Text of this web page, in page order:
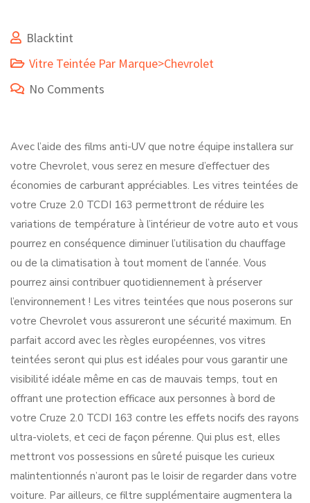
Blacktint
Vitre Teintée Par Marque>Chevrolet
No Comments
Avec l’aide des films anti-UV que notre équipe installera sur
votre Chevrolet, vous serez en mesure d’effectuer des
économies de carburant appréciables. Les vitres teintées de
votre Cruze 2.0 TCDI 163 permettront de réduire les
variations de température à l’intérieur de votre auto et vous
pourrez en conséquence diminuer l’utilisation du chauffage
ou de la climatisation à tout moment de l’année. Vous
pourrez ainsi contribuer quotidiennement à préserver
l’environnement ! Les vitres teintées que nous poserons sur
votre Chevrolet vous assureront une sécurité maximum. En
parfait accord avec les règles européennes, vos vitres
teintées seront qui plus est idéales pour vous garantir une
visibilité idéale même en cas de mauvais temps, tout en
offrant une protection efficace aux personnes à bord de
votre Cruze 2.0 TCDI 163 contre les effets nocifs des rayons
ultra-violets, et ceci de façon pérenne. Qui plus est, elles
mettront vos possessions en sûreté puisque les curieux
malintentionnés n’auront pas le loisir de regarder dans votre
voiture. Par ailleurs, ce filtre supplémentaire augmentera la